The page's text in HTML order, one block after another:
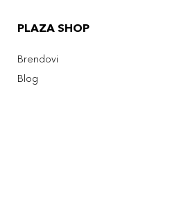
PLAZA SHOP
Brendovi
Blog